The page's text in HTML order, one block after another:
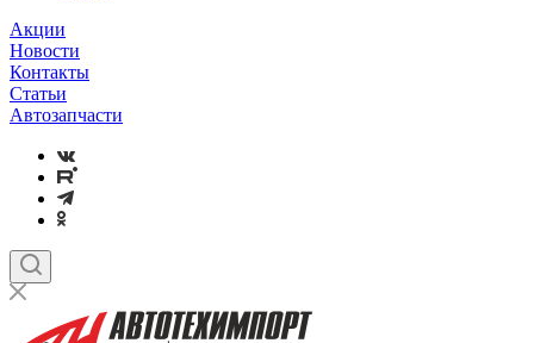
Акции
Новости
Контакты
Статьи
Автозапчасти